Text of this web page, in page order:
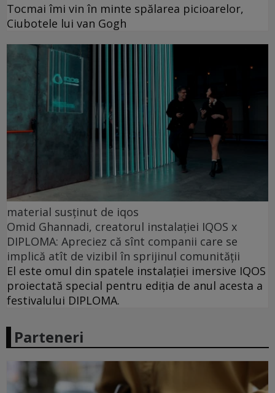
Tocmai îmi vin în minte spălarea picioarelor,
Ciubotele lui van Gogh
material susținut de iqos
Omid Ghannadi, creatorul instalației IQOS x
DIPLOMA: Apreciez că sînt companii care se
implică atît de vizibil în sprijinul comunității
El este omul din spatele instalației imersive IQOS
proiectată special pentru ediția de anul acesta a
festivalului DIPLOMA.
Parteneri